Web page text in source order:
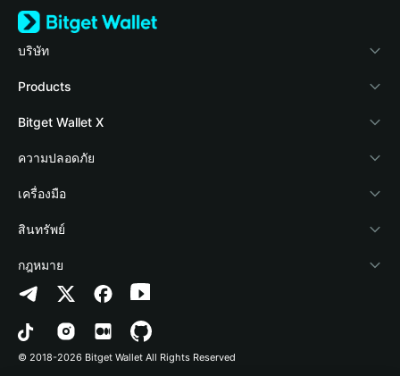
บริษัท
เกี่ยวกับ Bitget Wallet
Blog
Academy
ข่าวสารด้านคริปโต
ศูนย์ช่วยเหลือ
ติดต่อเรา
ทรัพยากรข้อมูลของแบรนด์
อาชีพ
Products
Crypto Card
Stablecoin Earn
Payfi Crypto
Crypto Swap API
Altcoin Season Index
Prediction Markets
DApp
Bitget Wallet X
นักพัฒนา
เชื่อมต่อ Wallet
Bitget Wallet Pay
ลิสต์โปรเจกต์
ความปลอดภัย
Protection Fund
เทคโนโลยีความปลอดภัย
เครื่องมือ
ซื้อคริปโต
การตรวจจับการอนุญาต
การตรวจจับสัญญา
การโอนเป็นชุด
สินทรัพย์
Arbitrum
Avalanche
Bitcoin
กฎหมาย
นโยบายความเป็นส่วนตัว
ข้อตกลงในการใช้บริการ
© 2018-2026 Bitget Wallet All Rights Reserved